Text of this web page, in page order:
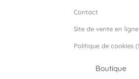
Contact
Site de vente en ligne
Politique de cookies
Boutique